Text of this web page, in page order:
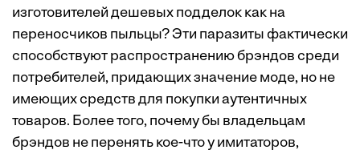
изготовителей дешевых подделок как на
переносчиков пыльцы? Эти паразиты фактически
способствуют распространению брэндов среди
потребителей, придающих значение моде, но не
имеющих средств для покупки аутентичных
товаров. Более того, почему бы владельцам
брэндов не перенять кое-что у имитаторов,